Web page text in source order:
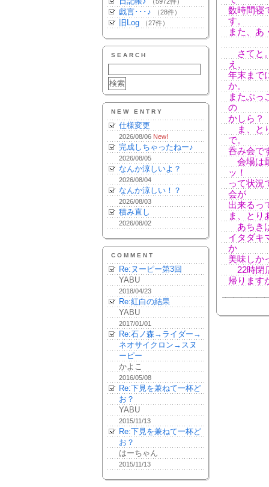
戯言･･･♪ （28件）
旧Log （27件）
SEARCH
NEW ENTRY
仕様変更
2026/08/06 New!
完成しちゃったねー♪
2026/08/05
なんか涼しいよ？
2026/08/04
なんか涼しい！？
2026/08/03
積み直し
2026/08/02
COMMENT
Re:ヌーピー第3回
YABU
2018/04/23
Re:紅白の結果
YABU
2017/01/01
Re:石ノ森→ライダー→
ネオサイクロン→スヌ
ーピー
かよこ
2016/05/08
Re:下見を兼ねて一杯ど
お？
YABU
2015/11/13
Re:下見を兼ねて一杯ど
お？
はーちゃん
2015/11/13
数時間寝
す。
また、あ
さてと
え、
年末まで
か。
またぶっ
の
かしら？
ま、と
で。
呑み会で
会場は
ッ！
って状況
会が
出来るっ
ま、とり
あちき
イタダキ
か
美味しか
22時閉
帰りま